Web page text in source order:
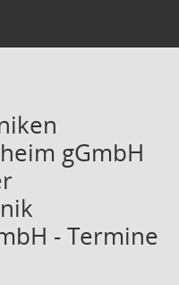
gGmbH
- Termine